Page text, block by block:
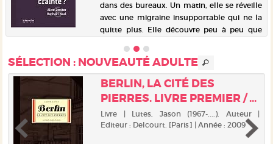
dans des bureaux. Un matin, elle se réveille
avec une migraine insupportable qui ne la
quitte plus. Elle découvre peu à peu que
électromagnétiques. Lors d'un...
SÉLECTION : NOUVEAUTÉ ADULTE
BERLIN, LA CITÉ DES
PIERRES. LIVRE PREMIER / ...
Livre | Lutes, Jason (1967-....). Auteur |
Editeur : Delcourt. [Paris] | Année : 2009